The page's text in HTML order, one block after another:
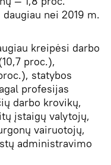
nei 2019 m.
kreipėsi darbo
proc.),
statybos
profesijas
darbo krovikų,
įstaigų valytojų,
vairuotojų,
administravimo